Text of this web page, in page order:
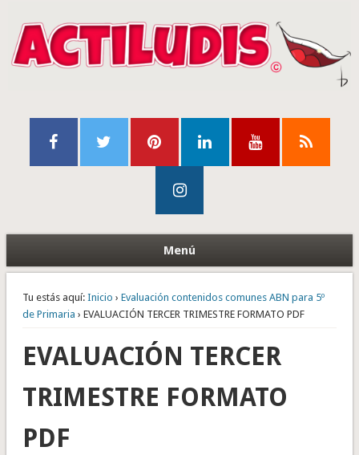
Menú
Tu estás aquí: Inicio › Evaluación contenidos comunes ABN para 5º
de Primaria › EVALUACIÓN TERCER TRIMESTRE FORMATO PDF
EVALUACIÓN TERCER
TRIMESTRE FORMATO
PDF